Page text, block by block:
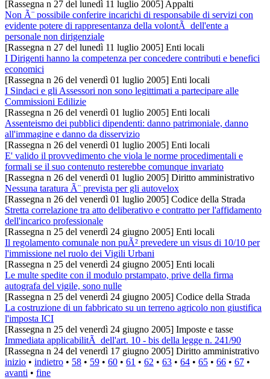
[Rassegna n 27 del lunedì 11 luglio 2005] Appalti
Non Ã¨ possibile conferire incarichi di responsabile di servizi con
evidente potere di rappresentanza della volontÃ dell'ente a
personale non dirigenziale
[Rassegna n 27 del lunedì 11 luglio 2005] Enti locali
I Dirigenti hanno la competenza per concedere contributi e benefici
economici
[Rassegna n 26 del venerdì 01 luglio 2005] Enti locali
I Sindaci e gli Assessori non sono legittimati a partecipare alle
Commissioni Edilizie
[Rassegna n 26 del venerdì 01 luglio 2005] Enti locali
Assenteismo dei pubblici dipendenti: danno patrimoniale, danno
all'immagine e danno da disservizio
[Rassegna n 26 del venerdì 01 luglio 2005] Enti locali
E' valido il provvedimento che viola le norme procedimentali e
formali se il suo contenuto resterebbe comunque invariato
[Rassegna n 26 del venerdì 01 luglio 2005] Diritto amministrativo
Nessuna taratura Ã¨ prevista per gli autovelox
[Rassegna n 26 del venerdì 01 luglio 2005] Codice della Strada
Stretta correlazione tra atto deliberativo e contratto per l'affidamento
dell'incarico professionale
[Rassegna n 25 del venerdì 24 giugno 2005] Enti locali
Il regolamento comunale non puÃ² prevedere un visus di 10/10 per
l'immissione nel ruolo dei Vigili Urbani
[Rassegna n 25 del venerdì 24 giugno 2005] Enti locali
Le multe spedite con il modulo prstampato, prive della firma
autografa del vigile, sono nulle
[Rassegna n 25 del venerdì 24 giugno 2005] Codice della Strada
La costruzione di un fabbricato su un terreno agricolo non giustifica
l'imposta ICI
[Rassegna n 25 del venerdì 24 giugno 2005] Imposte e tasse
Immediata applicabilitÃ dell'art. 10 - bis della legge n. 241/90
[Rassegna n 24 del venerdì 17 giugno 2005] Diritto amministrativo
inizio • indietro • 58 • 59 • 60 • 61 • 62 • 63 • 64 • 65 • 66 • 67 •
avanti • fine